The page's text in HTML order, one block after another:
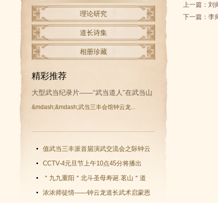
理论研究
道长诗集
相册珍藏
精彩推荐
大型武当纪录片——“武当道人”在武当山
&mdash;&mdash;武当三丰会馆钟云龙...
值武当三丰派首届演武交流会之际钟云
龙道长再收新徒
CCTV-4元旦节上午10点45分将播出
《武当功夫传人 钟云龙》纪录片
＂九九重阳＂北斗圣母寿诞.茗山＂道
教文化＂汇演圆满谢幕
浓浓师徒情——钟云龙道长武术启蒙恩
上一篇： 刘
下一篇： 李